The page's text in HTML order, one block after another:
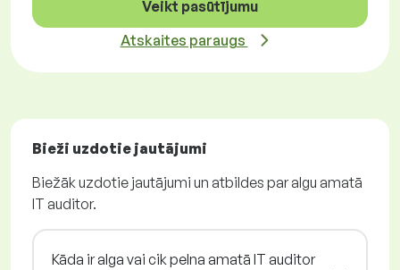
Veikt pasūtījumu
Atskaites paraugs
Bieži uzdotie jautājumi
Biežāk uzdotie jautājumi un atbildes par algu amatā
IT auditor.
Kāda ir alga vai cik pelna amatā IT auditor